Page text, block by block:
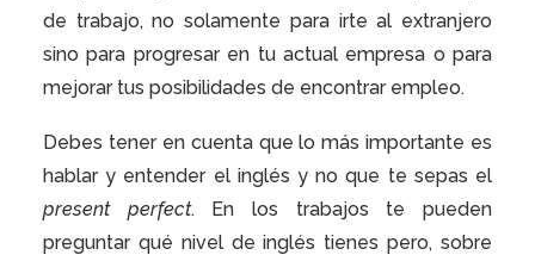
de trabajo, no solamente para irte al extranjero
sino para progresar en tu actual empresa o para
mejorar tus posibilidades de encontrar empleo.
Debes tener en cuenta que lo más importante es
hablar y entender el inglés y no que te sepas el
present perfect. En los trabajos te pueden
preguntar qué nivel de inglés tienes pero, sobre